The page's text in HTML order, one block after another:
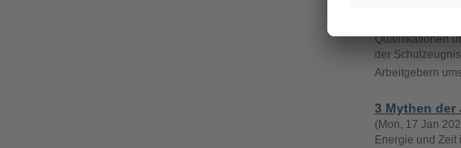
(Mon, 17 Jan
Zeugnisse. Sie
Qualifikationen
der
Arbeitgebern
3 Mythen der
(Mon, 17 Jan
Energie und